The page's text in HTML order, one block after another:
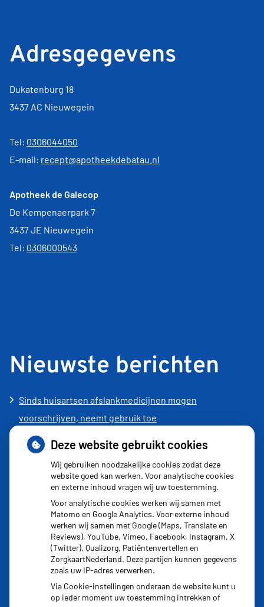
Adresgegevens
Dukatenburg 18
3437 AC Nieuwegein
Tel: 0306044050
E-mail: recept@apotheekdebatau.nl
Apotheek de Galecop
De Kempenaerpark 7
3437 JE Nieuwegein
Tel: 0306000543
Nieuwste berichten
Sinds huisartsen afslankmedicijnen mogen
voorschrijven, neemt gebruik toe
Schurft sinds corona geen vergeten ziekte meer: aantal
uitbraken fors gestegen
Stoppen met afslankmedicijnen betekent zonder
leefstijlaanpassingen weer gewichtstoename
Kookadvies drinkwater in provincie Utrecht vanwege
besmetting
Terugroepactie babyvoeding Nestlé: bacterie kan baby’s
ziek maken
Deze website gebruikt cookies
Wij gebruiken noodzakelijke cookies zodat deze
website goed kan werken. Voor analytische cookies
en externe inhoud vragen wij uw toestemming.
Voor analytische cookies werken wij samen met
Matomo en Google Analytics. Voor externe inhoud
werken wij samen met Google (Maps, Translate en
Reviews), YouTube, Vimeo, Facebook, Instagram, X
(Twitter), Qualizorg, Patiëntenvertellen en
ZorgkaartNederland. Deze partijen kunnen gegevens
zoals uw IP-adres verwerken.
Via Cookie-instellingen onderaan de website kunt u
op ieder moment uw toestemming intrekken of